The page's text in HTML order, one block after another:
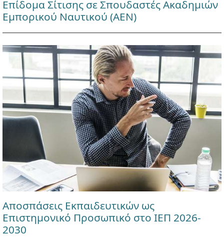
Επίδομα Σίτισης σε Σπουδαστές Ακαδημιών
Εμπορικού Ναυτικού (ΑΕΝ)
Αποσπάσεις Εκπαιδευτικών ως
Επιστημονικό Προσωπικό στο ΙΕΠ 2026-
2030